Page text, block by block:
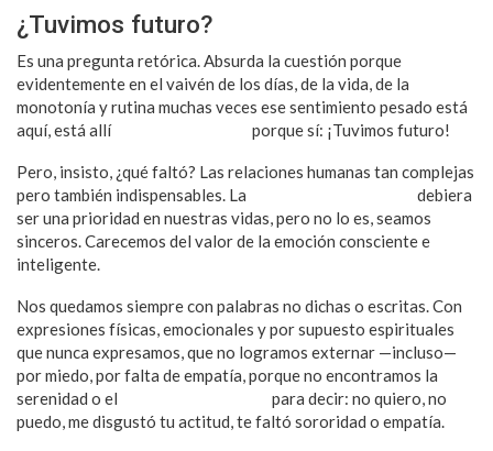
¿Tuvimos futuro?
Es una pregunta retórica. Absurda la cuestión porque
evidentemente en el vaivén de los días, de la vida, de la
monotonía y rutina muchas veces ese sentimiento pesado está
aquí, está allí
porque sí: ¡Tuvimos futuro!
Pero, insisto, ¿qué faltó? Las relaciones humanas tan complejas
pero también indispensables. La
debiera
ser una prioridad en nuestras vidas, pero no lo es, seamos
sinceros. Carecemos del valor de la emoción consciente e
inteligente.
Nos quedamos siempre con palabras no dichas o escritas. Con
expresiones físicas, emocionales y por supuesto espirituales
que nunca expresamos, que no logramos externar —incluso—
por miedo, por falta de empatía, porque no encontramos la
serenidad o el
para decir: no quiero, no
puedo, me disgustó tu actitud, te faltó sororidad o empatía.